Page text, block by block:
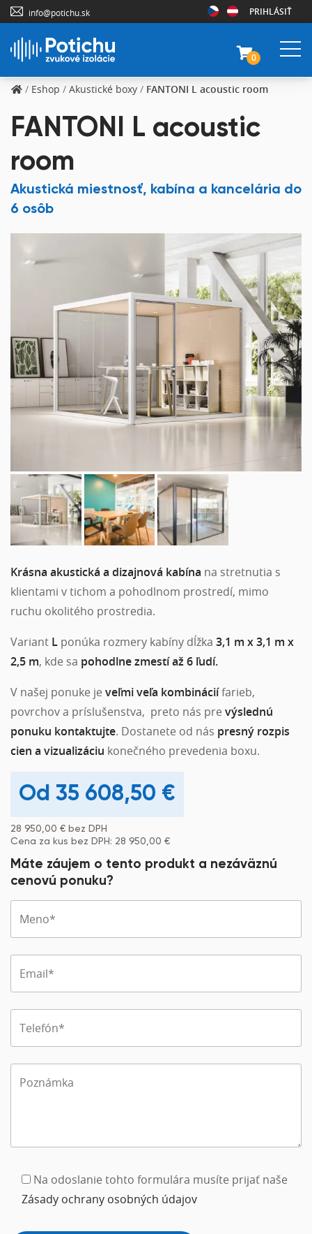
info@potichu.sk PRIHLÁSIŤ
0
/ Eshop / Akustické boxy / FANTONI L acoustic room
FANTONI L acoustic
room
Akustická miestnosť, kabína a kancelária do
6 osôb
Krásna akustická a dizajnová kabína na stretnutia s
klientami v tichom a pohodlnom prostredí, mimo
ruchu okolitého prostredia.
Variant L ponúka rozmery kabíny dĺžka 3,1 m x 3,1 m x
2,5 m, kde sa pohodlne zmestí až 6 ľudí.
V našej ponuke je veľmi veľa kombináciífarieb,
povrchov a príslušenstva, preto nás pre výslednú
ponuku kontaktujte. Dostanete od nás presný rozpis
cien a vizualizáciu konečného prevedenia boxu.
35 608,50 €
28 950,00 € bez DPH
Cena za kus bez DPH: 28 950,00 €
Máte záujem o tento produkt a nezáväznú
cenovú ponuku?
Na odoslanie tohto formulára musíte prijať naše
Zásady ochrany osobných údajov